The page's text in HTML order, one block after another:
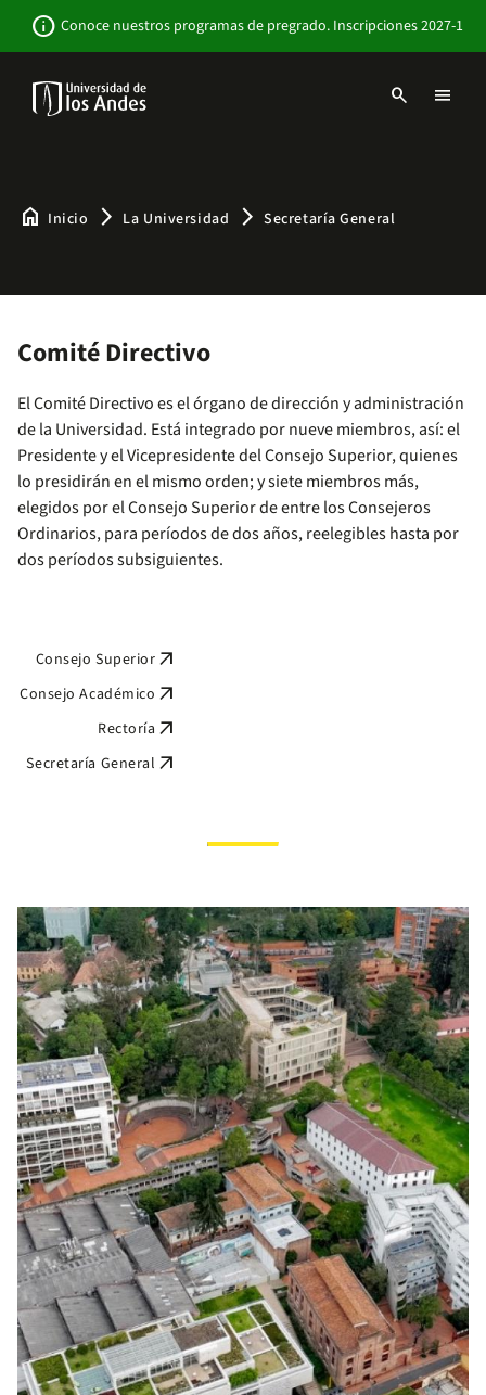
contenido
info Conoce nuestros programas de pregrado. Inscripciones 2027-1
search menu
home Inicio arrow_forward_ios La Universidad arrow_forward_ios Secretaría General
Comité Directivo
El Comité Directivo es el órgano de dirección y administración
de la Universidad. Está integrado por nueve miembros, así: el
Presidente y el Vicepresidente del Consejo Superior, quienes
lo presidirán en el mismo orden; y siete miembros más,
elegidos por el Consejo Superior de entre los Consejeros
Ordinarios, para períodos de dos años, reelegibles hasta por
dos períodos subsiguientes.
Consejo Superior arrow_outward
Consejo Académico arrow_outward
Rectoría arrow_outward
Secretaría General arrow_outward